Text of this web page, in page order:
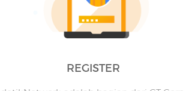
REGISTER